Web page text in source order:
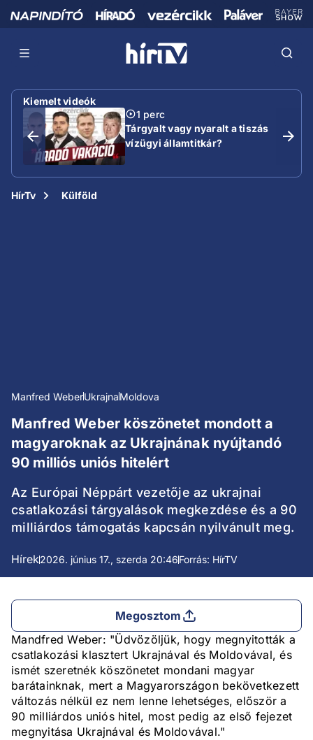
Kiemelt videók
1 perc
Tárgyalt vagy nyaralt a tiszás
vízügyi államtitkár?
HírTv Külföld
Manfred WeberUkrajnaMoldova
Manfred Weber köszönetet mondott a
magyaroknak az Ukrajnának nyújtandó
90 milliós uniós hitelért
Az Európai Néppárt vezetője az ukrajnai
csatlakozási tárgyalások megkezdése és a 90
milliárdos támogatás kapcsán nyilvánult meg.
Hírek2026. június 17., szerda 20:46Forrás: HírTV
Megosztom
Mandfred Weber: "Üdvözöljük, hogy megnyitották a
csatlakozási klasztert Ukrajnával és Moldovával, és
ismét szeretnék köszönetet mondani magyar
barátainknak, mert a Magyarországon bekövetkezett
változás nélkül ez nem lenne lehetséges, először a
90 milliárdos uniós hitel, most pedig az első fejezet
megnyitása Ukrajnával és Moldovával."